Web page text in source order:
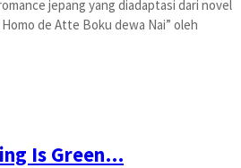
jepang yang diadaptasi dari novel
de Atte Boku dewa Nai” oleh
Is Green…